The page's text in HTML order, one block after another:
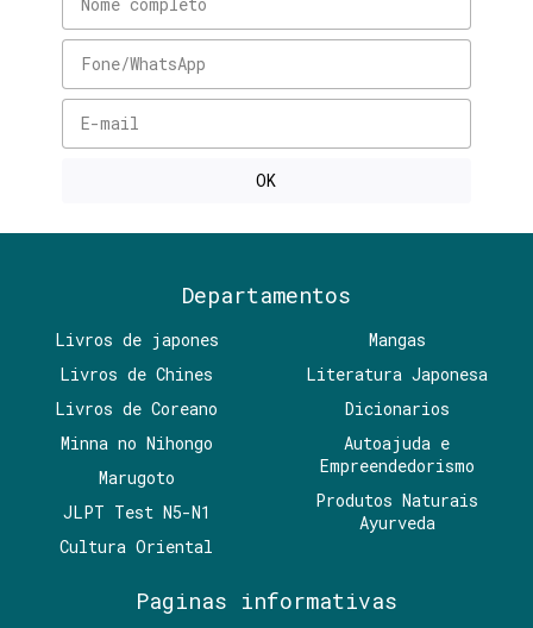
Departamentos
Livros de japones
Livros de Chines
Livros de Coreano
Minna no Nihongo
Marugoto
JLPT Test N5-N1
Cultura Oriental
Mangas
Literatura Japonesa
Dicionarios
Autoajuda e
Empreendedorismo
Produtos Naturais
Ayurveda
Paginas informativas